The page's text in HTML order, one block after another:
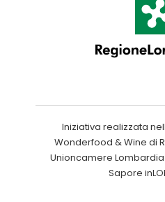
Iniziativa realizzata
Wonderfood & Wine di
Unioncamere
Sapore